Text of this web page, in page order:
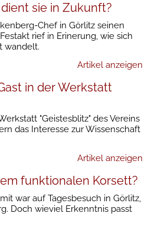
sie in Zukunft?
Chef in Görlitz seinen
rief in Erinerung, wie sich
wandelt.
Artikel anzeigen
in der Werkstatt
"Geistesblitz" des Vereins
das Interesse zur Wissenschaft
Artikel anzeigen
funktionalen Korsett?
war auf Tagesbesuch in Görlitz,
Doch wieviel Erkenntnis passt